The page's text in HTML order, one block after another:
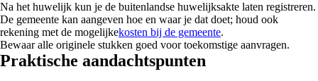
Na het huwelijk kun je de buitenlandse huwelijksakte laten registreren.
De gemeente kan aangeven hoe en waar je dat doet; houd ook
rekening met de mogelijkekosten bij de gemeente.
Bewaar alle originele stukken goed voor toekomstige aanvragen.
Praktische aandachtspunten